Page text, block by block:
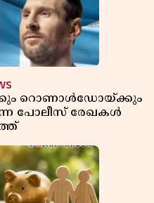
റൊണാൾഡോയ്ക്കും
പോലീസ് രേഖകൾ